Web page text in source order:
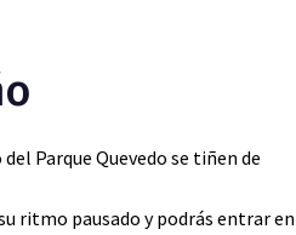
Parque Quevedo se tiñen de
ritmo pausado y podrás entrar en